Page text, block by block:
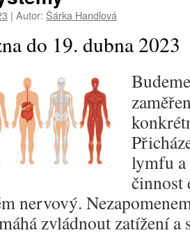
| Autor: Šárka Handlová
do 19. dubna 2023
lymfu
činnost
nervový.
zvládnout zatížení a